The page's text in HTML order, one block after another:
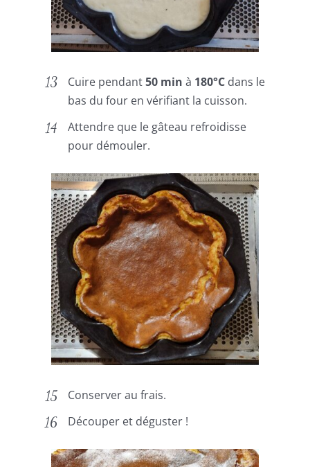
Cuire pendant50 min à 180°C dans le
bas du four en vérifiant la cuisson.
Attendre que le gâteau refroidisse
pour démouler.
Conserver au frais.
Découper et déguster !